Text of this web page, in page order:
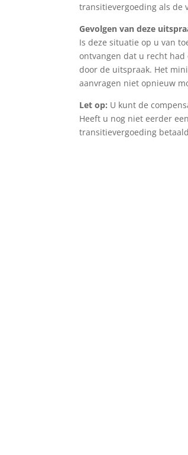
transitievergoeding als de
Gevolgen van deze
Is deze situatie op u van
ontvangen dat u recht
door de uitspraak. Het
aanvragen niet opnieuw
Let op: U kunt de
Heeft u nog niet eerder
transitievergoeding